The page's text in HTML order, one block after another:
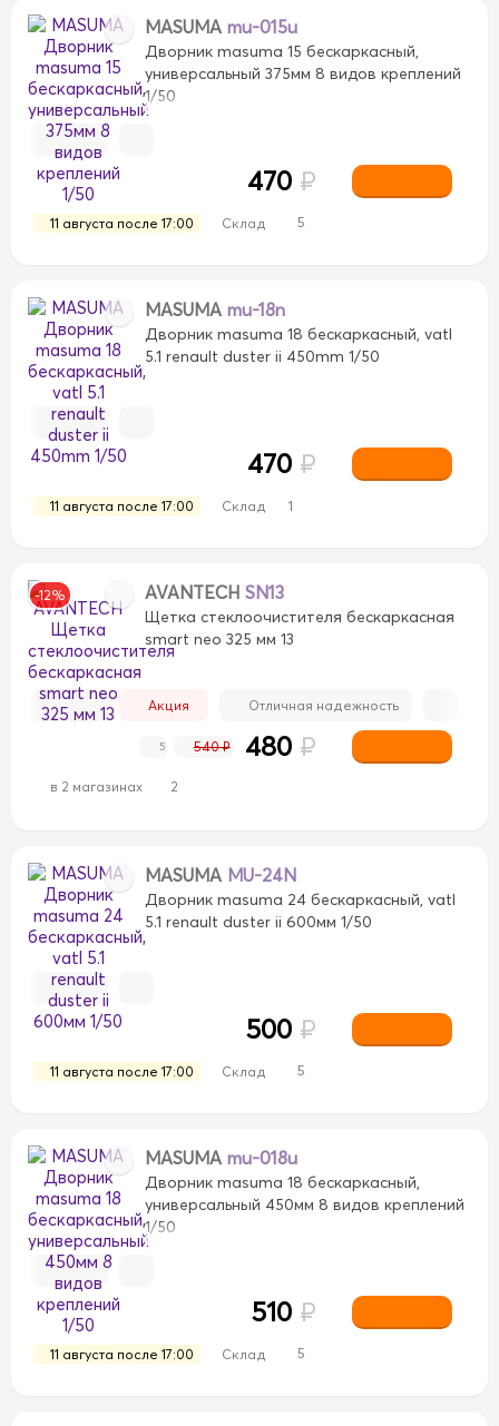
MASUMA mu-015u
Дворник masuma 15 бескаркасный,
универсальный 375мм 8 видов креплений
1/50
11 августа после 17:00 Склад 5
470 ₽
MASUMA mu-18n
Дворник masuma 18 бескаркасный, vatl
5.1 renault duster ii 450mm 1/50
11 августа после 17:00 Склад 1
470 ₽
-12% AVANTECH SN13
Щетка стеклоочистителя бескаркасная
smart neo 325 мм 13
Акция Отличная надежность
в 2 магазинах 2
5 540 ₽ 480 ₽
MASUMA MU-24N
Дворник masuma 24 бескаркасный, vatl
5.1 renault duster ii 600мм 1/50
11 августа после 17:00 Склад 5
500 ₽
MASUMA mu-018u
Дворник masuma 18 бескаркасный,
универсальный 450мм 8 видов креплений
1/50
11 августа после 17:00 Склад 5
510 ₽